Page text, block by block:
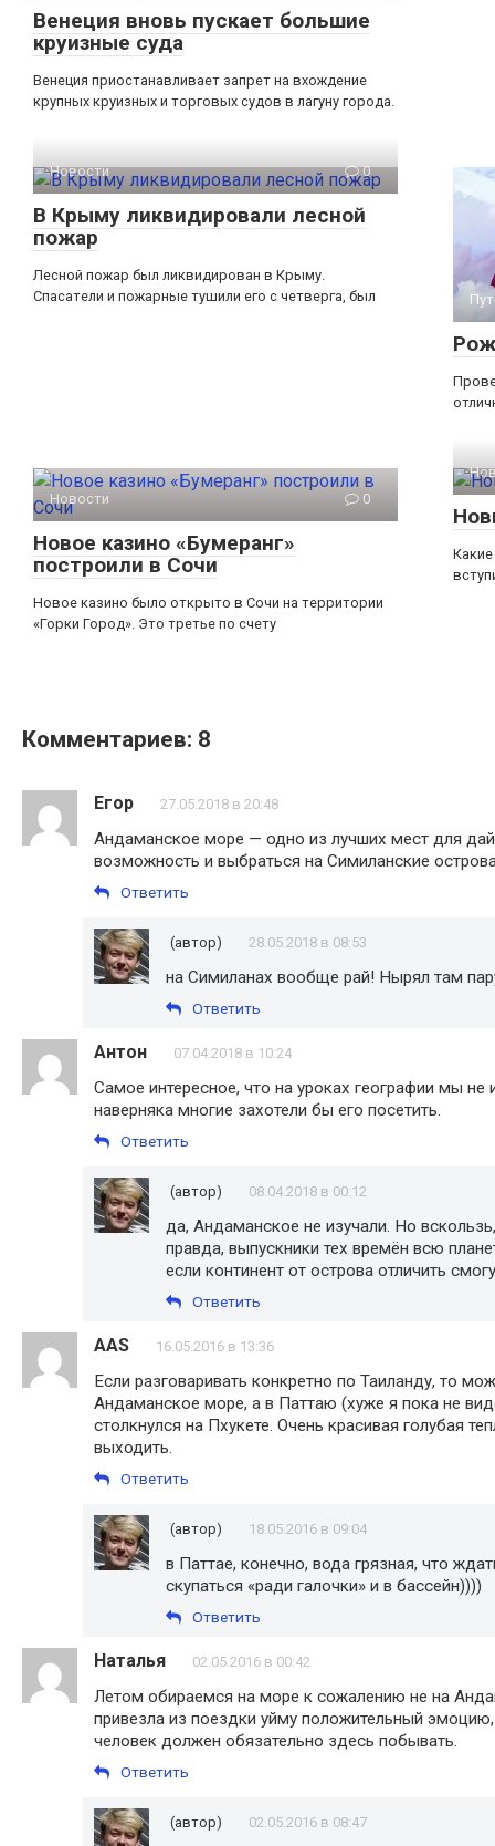
Венеция вновь пускает большие
круизные суда
Венеция приостанавливает запрет на вхождение
крупных круизных и торговых судов в лагуну города.
Новости 0
В Крыму ликвидировали лесной
пожар
Лесной пожар был ликвидирован в Крыму.
Спасатели и пожарные тушили его с четверга, был
Новости 0
Новое казино «Бумеранг»
построили в Сочи
Новое казино было открыто в Сочи на территории
«Горки Город». Это третье по счету
Комментариев: 8
Егор 27.05.2018 в 20:48
Андаманское море — одно из лучших мест для
возможность и выбраться на Симиланские
Ответить
(автор) 28.05.2018 в 08:53
на Симиланах вообще рай! Нырял там
Ответить
Антон 07.04.2018 в 10:24
Самое интересное, что на уроках географии мы
наверняка многие захотели бы его посетить.
Ответить
(автор) 08.04.2018 в 00:12
да, Андаманское не изучали. Но
правда, выпускники тех времён всю
если континент от острова отличить
Ответить
AAS 16.05.2016 в 13:36
Если разговаривать конкретно по Таиланду, то
Андаманское море, а в Паттаю (хуже я пока не
столкнулся на Пхукете. Очень красивая голубая
выходить.
Ответить
(автор) 18.05.2016 в 09:04
в Паттае, конечно, вода грязная, что
скупаться «ради галочки» и в бассейн))))
Ответить
Наталья 02.05.2016 в 00:42
Летом обираемся на море к сожалению не на
привезла из поездки уйму положительный
человек должен обязательно здесь побывать.
Ответить
(автор) 02.05.2016 в 08:47